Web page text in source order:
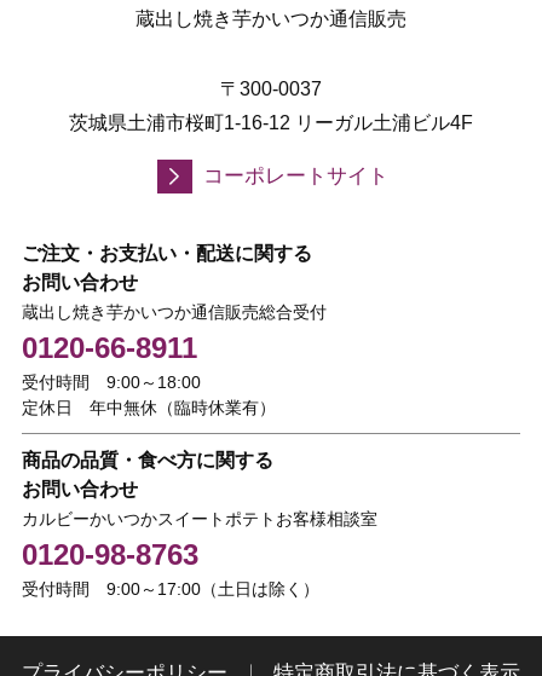
蔵出し焼き芋かいつか通信販売
〒300-0037
茨城県土浦市桜町1-16-12 リーガル土浦ビル4F
コーポレートサイト
ご注文・お支払い・配送に関する
お問い合わせ
蔵出し焼き芋かいつか通信販売総合受付
0120-66-8911
受付時間 9:00～18:00
定休日 年中無休（臨時休業有）
商品の品質・食べ方に関する
お問い合わせ
カルビーかいつかスイートポテトお客様相談室
0120-98-8763
受付時間 9:00～17:00（土日は除く）